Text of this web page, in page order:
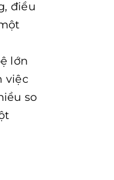
điều
lớn
việc
so